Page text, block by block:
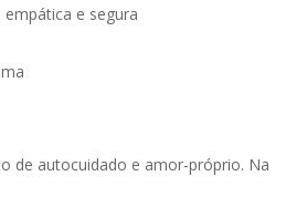
e segura
de autocuidado e amor-próprio. Na